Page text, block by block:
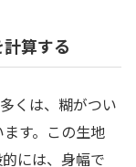
算する
くは、糊がつい
す。この生地
には、身幅で